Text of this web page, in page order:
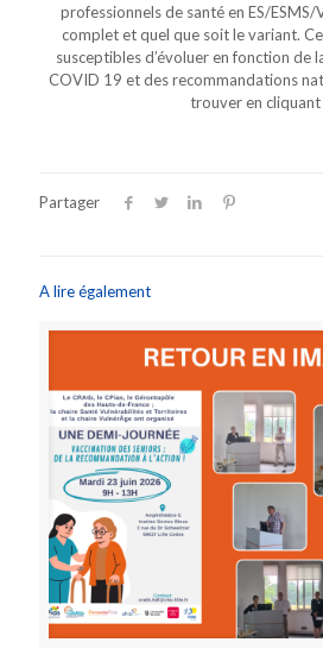
professionnels de santé en ES/ESMS/
complet et quel que soit le variant.
susceptibles d’évoluer en fonction de
COVID 19 et des recommandations
trouver en cliquant
Partager
A lire également